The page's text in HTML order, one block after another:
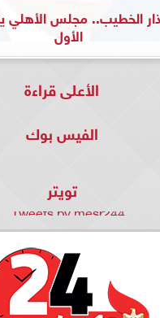
الخطيب.. مجلس الأهلي
الأول
الأعلى قراءة
الفيس بوك
تويتر
Tweets by mesr244